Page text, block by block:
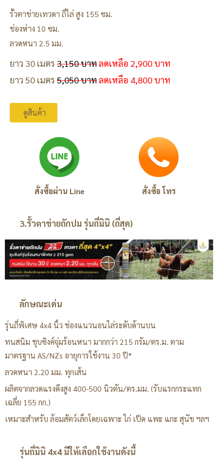
รั้วตาข่ายเทวดา ถี่ไล่ สูง 155 ซม.
ช่องห่าง 10 ซม.
ลวดหนา 2.5 มม.
ยาว 30 เมตร 3,150 บาทลดเหลือ 2,900 บาท
ยาว 50 เมตร 5,050 บาทลดเหลือ 4,800 บาท
ดูสินค้า
สั่งซื้อผ่าน Line สั่งซื้อ โทร
3.รั้วตาข่ายถักปม รุ่นถี่มินิ (ถี่สุด)
ลักษณะเด่น
รุ่นถี่พิเศษ 4x4 นิ้ว ช่องแนวนอนไล่ระดับด้านบน
ทนสนิม ชุบซิงค์จุ่มร้อนหนา มากกว่า 215 กรัม/ตร.ม. ตาม
มาตรฐาน AS/NZs อายุการใช้งาน 30 ปี*
ลวดหนา 2.20 มม. ทุกเส้น
ผลิตจากลวดแรงดึงสูง 400-500 นิวตัน/ตร.มม. (รับแรกกระแทก
เฉลี่ย 155 กก.)
เหมาะสำหรับ ล้อมสัตว์เล็กโดยเฉพาะ ไก่ เป็ด แพะ แกะ สุนัข ฯลฯ
รุ่นถี่มินิ 4x4 มีให้เลือกใช้งานดังนี้